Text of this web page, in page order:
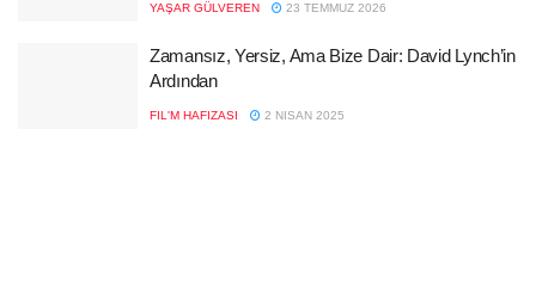
YAŞAR GÜLVEREN 23 TEMMUZ 2026
Zamansız, Yersiz, Ama Bize Dair: David Lynch’in
Ardından
FIL'M HAFIZASI 2 NISAN 2025